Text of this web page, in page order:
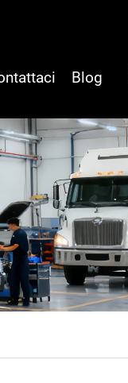
Blog